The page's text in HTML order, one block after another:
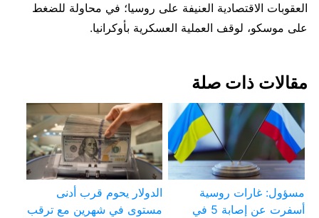
العقوبات الاقتصادية العنيفة على روسيا؛ في محاولة للضغط
على موسكو، لوقف العملية العسكرية بأوكرانيا.
مقالات ذات صلة
مسؤول: غارات روسية
أسفرت عن إصابة 5 في
الدولار يحوم قرب أدنى
مستوى في شهرين مع ترقب